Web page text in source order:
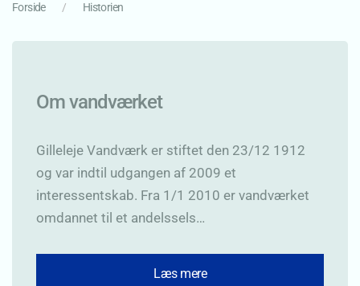
Forside Historien
Om vandværket
Gilleleje Vandværk er stiftet den 23/12 1912
og var indtil udgangen af 2009 et
interessentskab. Fra 1/1 2010 er vandværket
omdannet til et andelssels…
Læs mere